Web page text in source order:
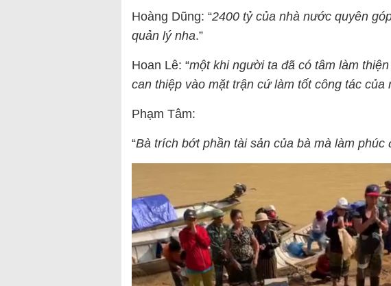
Hoàng Dũng: “2400 tỷ của nhà nước quyên
quản lý nha.”
Hoan Lê: “một khi người ta đã có tâm làm
can thiệp vào mặt trận cứ làm tốt công tác của
Phạm Tâm:
“Bà trích bớt phần tài sản của bà mà làm phúc